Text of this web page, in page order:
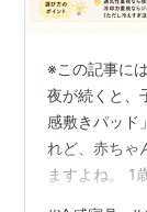
※この記事に
夜が続くと、
感敷きパッド
れど、赤ちゃ
ますよね。 1